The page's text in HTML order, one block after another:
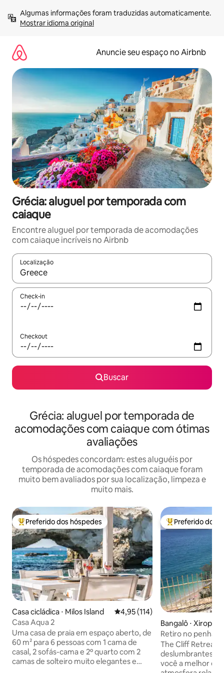
para
Mostrar idioma original
Anuncie seu espaço no Airbnb
Grécia: aluguel por temporada com
caiaque
Encontre aluguel por temporada de acomodações
com caiaque incríveis no Airbnb
Localização
Quando os resultados estiverem disponíveis, explore-os
Check-in
Checkout
Buscar
Grécia: aluguel por temporada de
acomodações com caiaque com ótimas
avaliações
Os hóspedes concordam: estes aluguéis por
temporada de acomodações com caiaque foram
muito bem avaliados por sua localização, limpeza e
muito mais.
Entre os melhores preferidos dos hóspedes
Preferido dos hóspedes
Casa cicládica ⋅ Milos Island 4,95 de uma avaliação média de
4,95 (114)
Casa Aqua 2
Uma casa de praia em espaço aberto, de
60 m² para 6 pessoas com 1 cama de
casal, 2 sofás-cama e 2º quarto com 2
camas de solteiro muito elegantes e
Entre os
Preferido dos
Bangalô ⋅
Retiro no
praia e vista para
The Cliff Retreat -
deslumbrantes O Cliff Retreat oferece a
você a melhor